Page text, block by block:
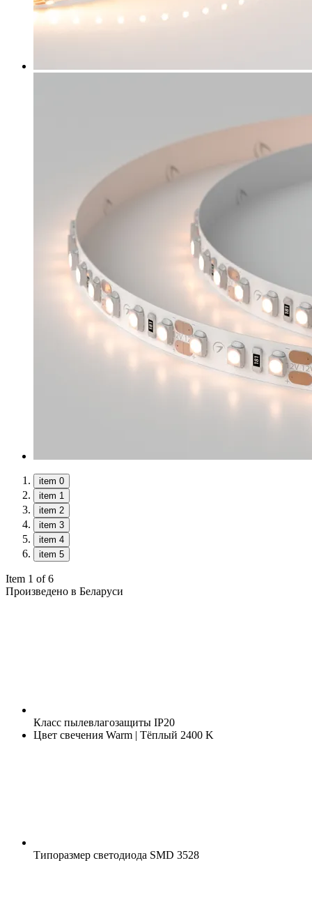
item 0
item 1
item 2
item 3
item 4
item 5
Item 1 of 6
Произведено в Беларуси
Класс пылевлагозащиты IP20
Цвет свечения Warm | Тёплый 2400 K
Типоразмер светодиода SMD 3528